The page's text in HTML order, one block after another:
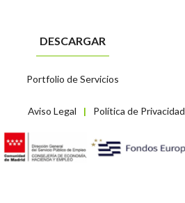
Aviso Legal | Política de Privacidad
DESCARGAR
Portfolio de Servicios